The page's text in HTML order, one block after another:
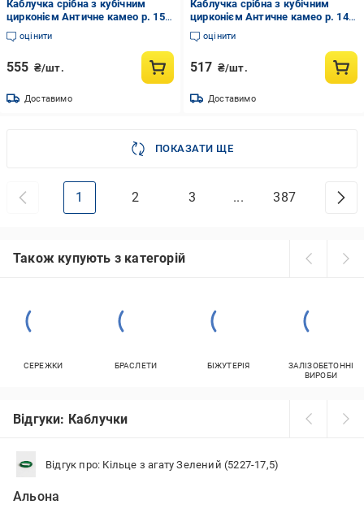
Каблучка срібна з кубічним
цирконієм Античне камео р. 15
1,46 г (3037163250)
оцінити
555 ₴/шт.
Доставимо
Каблучка срібна з кубічним
цирконієм Античне камео р. 14
1,36 г (3037163083)
оцінити
517 ₴/шт.
Доставимо
ПОКАЗАТИ ЩЕ
1 2 3 ... 387
Також купують з категорій
СЕРЕЖКИ БРАСЛЕТИ БІЖУТЕРІЯ
ЗАЛІЗОБЕТОННІ
ВИРОБИ
Відгуки: Каблучки
Відгук про: Кільце з агату Зелений (5227-17,5)
Альона